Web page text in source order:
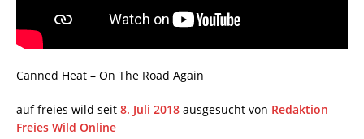
Canned Heat – On The Road Again
auf freies wild seit 8. Juli 2018 ausgesucht von Redaktion
Freies Wild Online